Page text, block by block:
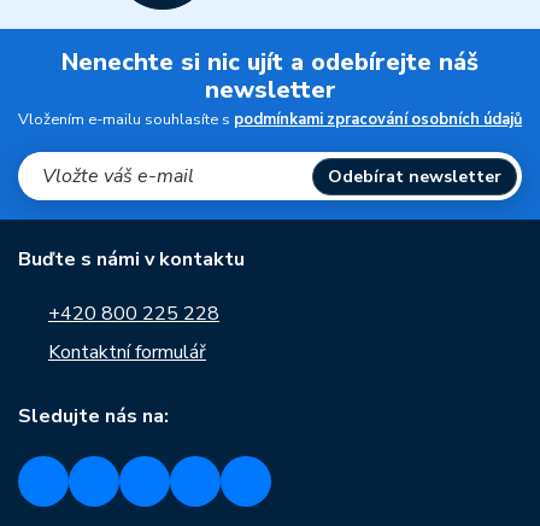
Nenechte si nic ujít a odebírejte náš
newsletter
Vložením e-mailu souhlasíte s podmínkami zpracování osobních údajů
Odebírat newsletter
Buďte s námi v kontaktu
+420 800 225 228
Kontaktní formulář
Sledujte nás na: